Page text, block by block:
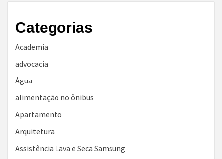
Categorias
Academia
advocacia
Água
alimentação no ônibus
Apartamento
Arquitetura
Assistência Lava e Seca Samsung